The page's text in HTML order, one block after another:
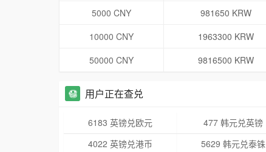
5000 CNY
981650 KRW
10000 CNY
1963300 KRW
50000 CNY
9816500 KRW
用户正在查兑
6183 英镑兑欧元 477 韩元兑英镑
4022 英镑兑港币
5629 韩元兑泰铢